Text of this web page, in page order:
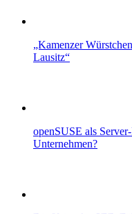
„Kamenzer
Lausitz“
openSUSE als
Unternehmen?